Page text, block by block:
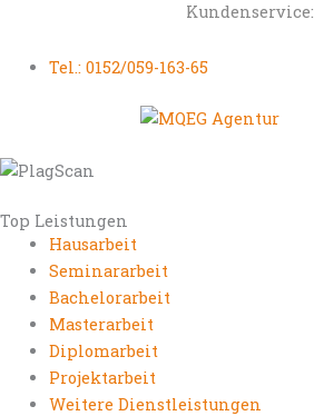
Kundenservice:
Tel.: 0152/059-163-65
Top Leistungen
Hausarbeit
Seminararbeit
Bachelorarbeit
Masterarbeit
Diplomarbeit
Projektarbeit
Weitere Dienstleistungen